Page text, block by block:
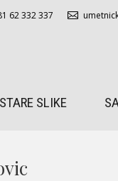
62 332 337
STARE SLIKE